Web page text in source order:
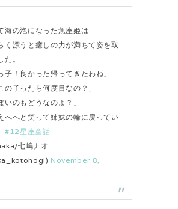
海の泡になった魚座姫は
く漂うと癒しの力が満ちて姿を取
た。
子！良かった帰ってきたわね」
の子ったら何度目なの？」
いのもどうなのよ？」
へへと笑って姉妹の輪に戻ってい
#12星座童話
七嶋ナオ
November 8,